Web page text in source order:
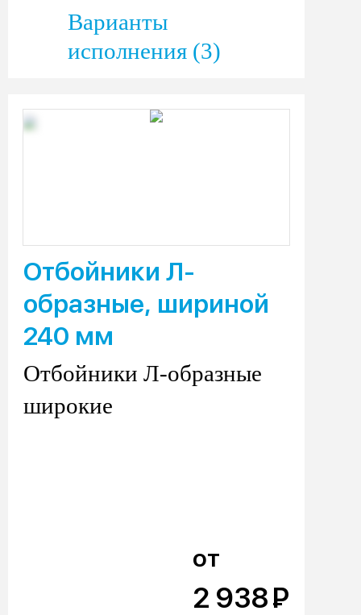
Варианты
исполнения (3)
Отбойники Л-
образные, шириной
240 мм
Отбойники Л-образные
широкие
от
2 938Р